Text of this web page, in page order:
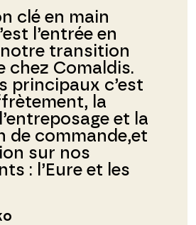
clé en main
l’entrée en
transition
chez Comaldis.
principaux c’est
la
et la
de commande,et
sur nos
: l’Eure et les